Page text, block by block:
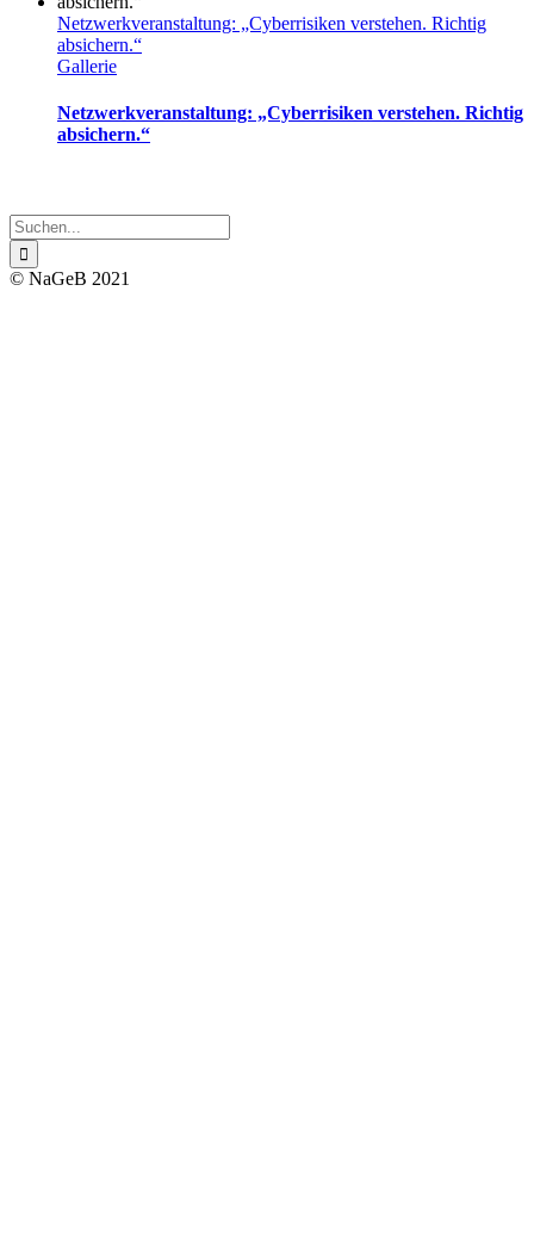
Netzwerkveranstaltung: „Cyberrisiken verstehen. Richtig
absichern.“
Gallerie
Netzwerkveranstaltung: „Cyberrisiken verstehen. Richtig
absichern.“
Suche
nach:
© NaGeB 2021